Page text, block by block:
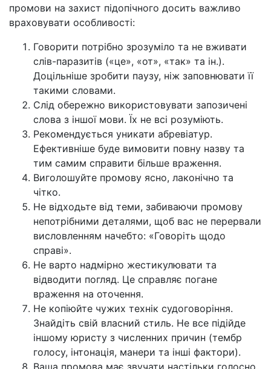
промови на захист підопічного досить важливо
враховувати особливості:
Говорити потрібно зрозуміло та не вживати
слів-паразитів («це», «от», «так» та ін.).
Доцільніше зробити паузу, ніж заповнювати її
такими словами.
Слід обережно використовувати запозичені
слова з іншої мови. Їх не всі розуміють.
Рекомендується уникати абревіатур.
Ефективніше буде вимовити повну назву та
тим самим справити більше враження.
Виголошуйте промову ясно, лаконічно та
чітко.
Не відходьте від теми, забиваючи промову
непотрібними деталями, щоб вас не перервали
висловленням начебто: «Говоріть щодо
справі».
Не варто надмірно жестикулювати та
відводити погляд. Це справляє погане
враження на оточення.
Не копіюйте чужих технік судоговоріння.
Знайдіть свій власний стиль. Не все підійде
іншому юристу з численних причин (тембр
голосу, інтонація, манери та інші фактори).
Ваша промова має звучати настільки голосно,